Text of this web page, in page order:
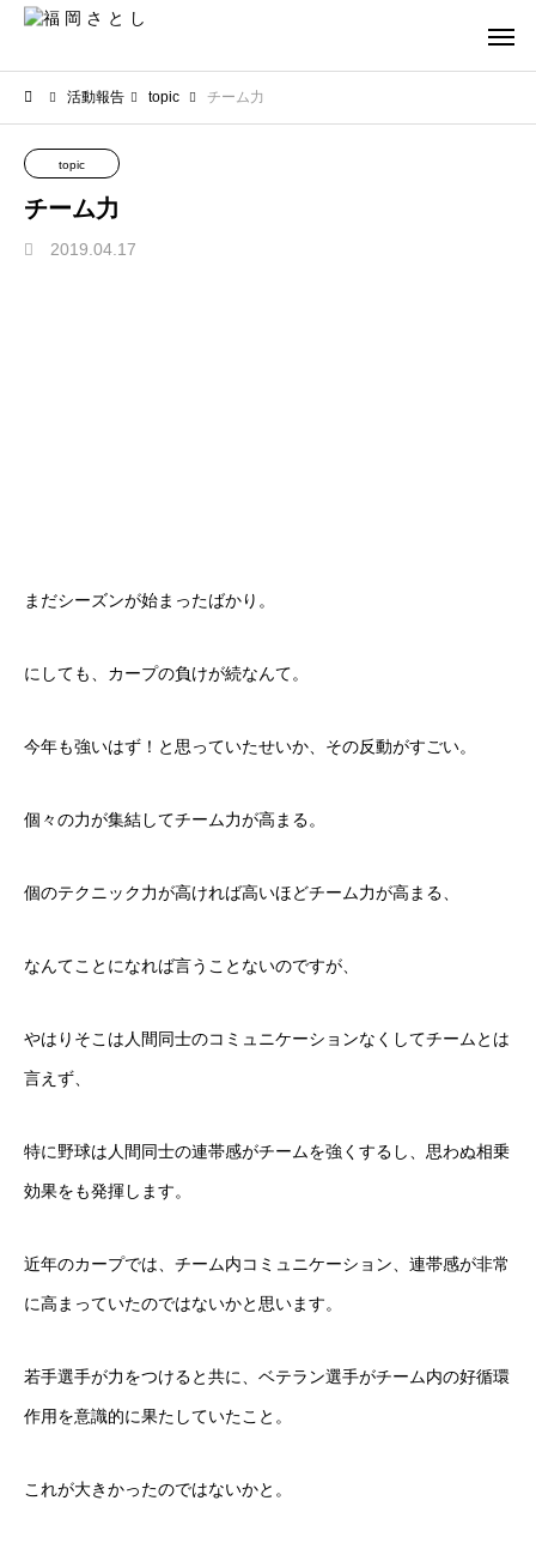
活動報告 topic チーム力
topic
チーム力
2019.04.17
まだシーズンが始まったばかり。
にしても、カープの負けが続なんて。
今年も強いはず！と思っていたせいか、その反動がすごい。
個々の力が集結してチーム力が高まる。
個のテクニック力が高ければ高いほどチーム力が高まる、
なんてことになれば言うことないのですが、
やはりそこは人間同士のコミュニケーションなくしてチームとは
言えず、
特に野球は人間同士の連帯感がチームを強くするし、思わぬ相乗
効果をも発揮します。
近年のカープでは、チーム内コミュニケーション、連帯感が非常
に高まっていたのではないかと思います。
若手選手が力をつけると共に、ベテラン選手がチーム内の好循環
作用を意識的に果たしていたこと。
これが大きかったのではないかと。